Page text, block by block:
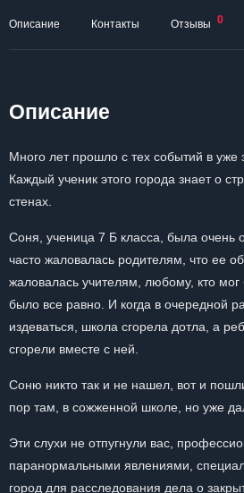
Описание Контакты Отзывы 0
Описание
Много лет прошло с тех событий в
Каждый ученик этого города знает о
стенах.
Соня, ученица 7 Б класса, была очень
часто жаловалась родителям, что ее
жаловалась учителям, любому, кто
было все равно. И когда в очередной
издеваться, школа сгорела дотла, а
сгорели вместе с ней.
Соню никто так и не нашел, вот и
пор там, в сожженной школе, но уже
Эти слухи не отпугнули вас,
паранормальными явлениями,
город для расследования дела о